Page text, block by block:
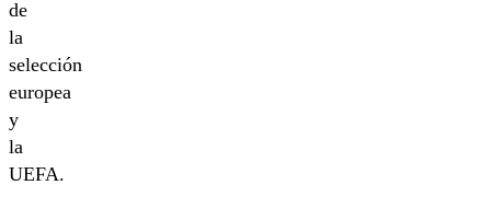
de
la
selección
europea
y
la
UEFA.